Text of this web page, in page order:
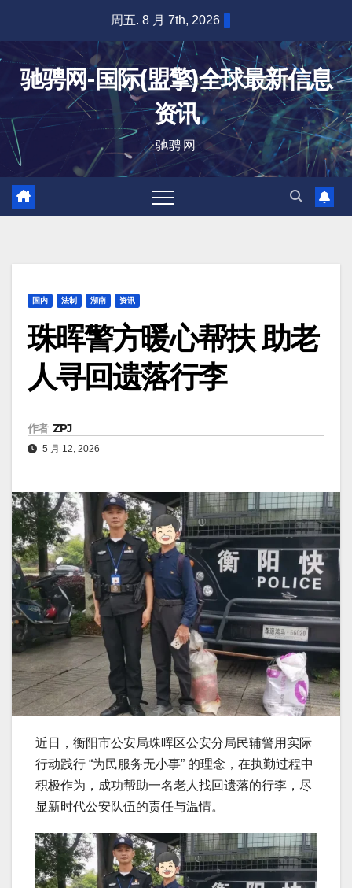
内
周五. 8 月 7th, 2026
驰骋网-国际(盟擎)全球最新信息
资讯
驰骋网
国内 法制 湖南 资讯
珠晖警方暖心帮扶 助老
人寻回遗落行李
作者 ZPJ
5 月 12, 2026
近日，衡阳市公安局珠晖区公安分局民辅警用实际
行动践行 “为民服务无小事” 的理念，在执勤过程中
积极作为，成功帮助一名老人找回遗落的行李，尽
显新时代公安队伍的责任与温情。